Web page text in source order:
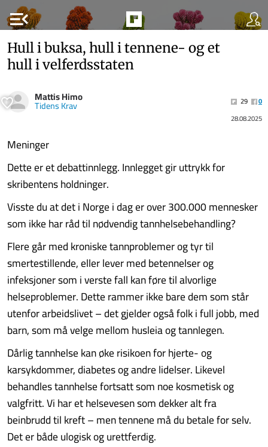
menu_open
Hull i buksa, hull i tennene- og et
hull i velferdsstaten
Mattis Himo
Tidens Krav 29
0
28.08.2025
Meninger
Dette er et debattinnlegg. Innlegget gir uttrykk for
skribentens holdninger.
Visste du at det i Norge i dag er over 300.000 mennesker
som ikke har råd til nødvendig tannhelsebehandling?
Flere går med kroniske tannproblemer og tyr til
smertestillende, eller lever med betennelser og
infeksjoner som i verste fall kan føre til alvorlige
helseproblemer. Dette rammer ikke bare dem som står
utenfor arbeidslivet – det gjelder også folk i full jobb, med
barn, som må velge mellom husleia og tannlegen.
Dårlig tannhelse kan øke risikoen for hjerte- og
karsykdommer, diabetes og andre lidelser. Likevel
behandles tannhelse fortsatt som noe kosmetisk og
valgfritt. Vi har et helsevesen som dekker alt fra
beinbrudd til kreft – men tennene må du betale for selv.
Det er både ulogisk og urettferdig.